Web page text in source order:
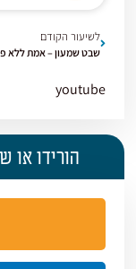
לשיעור הקודם
youtube
הורידו או